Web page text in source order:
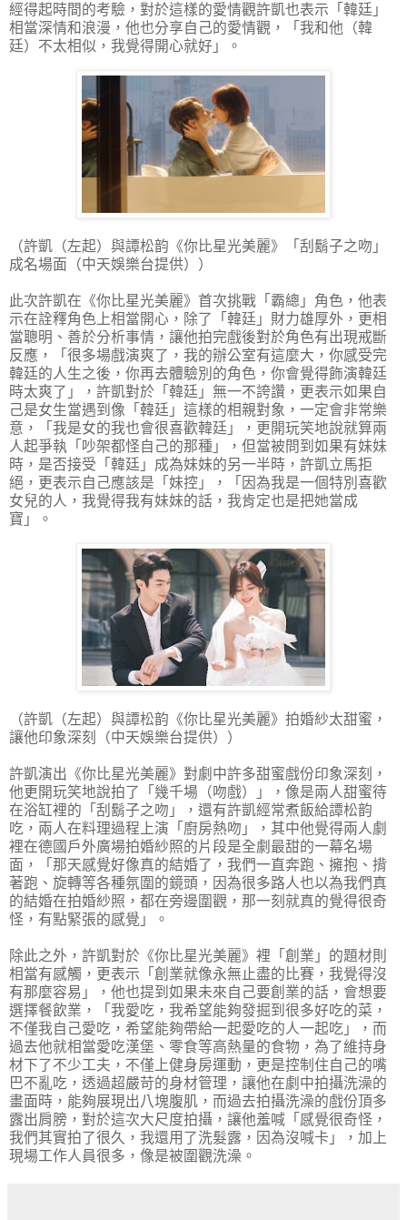
經得起時間的考驗，對於這樣的愛情觀許凱也表示「韓廷」
相當深情和浪漫，他也分享自己的愛情觀，「我和他（韓
廷）不太相似，我覺得開心就好」。
（許凱（左起）與譚松韵《你比星光美麗》「刮鬍子之吻」
成名場面（中天娛樂台提供））
此次許凱在《你比星光美麗》首次挑戰「霸總」角色，他表
示在詮釋角色上相當開心，除了「韓廷」財力雄厚外，更相
當聰明、善於分析事情，讓他拍完戲後對於角色有出現戒斷
反應，「很多場戲演爽了，我的辦公室有這麼大，你感受完
韓廷的人生之後，你再去體驗別的角色，你會覺得飾演韓廷
時太爽了」，許凱對於「韓廷」無一不誇讚，更表示如果自
己是女生當遇到像「韓廷」這樣的相親對象，一定會非常樂
意，「我是女的我也會很喜歡韓廷」，更開玩笑地說就算兩
人起爭執「吵架都怪自己的那種」，但當被問到如果有妹妹
時，是否接受「韓廷」成為妹妹的另一半時，許凱立馬拒
絕，更表示自己應該是「妹控」，「因為我是一個特別喜歡
女兒的人，我覺得我有妹妹的話，我肯定也是把她當成
寶」。
（許凱（左起）與譚松韵《你比星光美麗》拍婚紗太甜蜜，
讓他印象深刻（中天娛樂台提供））
許凱演出《你比星光美麗》對劇中許多甜蜜戲份印象深刻，
他更開玩笑地說拍了「幾千場（吻戲）」，像是兩人甜蜜待
在浴缸裡的「刮鬍子之吻」，還有許凱經常煮飯給譚松韵
吃，兩人在料理過程上演「廚房熱吻」，其中他覺得兩人劇
裡在德國戶外廣場拍婚紗照的片段是全劇最甜的一幕名場
面，「那天感覺好像真的結婚了，我們一直奔跑、擁抱、揹
著跑、旋轉等各種氛圍的鏡頭，因為很多路人也以為我們真
的結婚在拍婚紗照，都在旁邊圍觀，那一刻就真的覺得很奇
怪，有點緊張的感覺」。
除此之外，許凱對於《你比星光美麗》裡「創業」的題材則
相當有感觸，更表示「創業就像永無止盡的比賽，我覺得沒
有那麼容易」，他也提到如果未來自己要創業的話，會想要
選擇餐飲業，「我愛吃，我希望能夠發掘到很多好吃的菜，
不僅我自己愛吃，希望能夠帶給一起愛吃的人一起吃」，而
過去他就相當愛吃漢堡、零食等高熱量的食物，為了維持身
材下了不少工夫，不僅上健身房運動，更是控制住自己的嘴
巴不亂吃，透過超嚴苛的身材管理，讓他在劇中拍攝洗澡的
畫面時，能夠展現出八塊腹肌，而過去拍攝洗澡的戲份頂多
露出肩膀，對於這次大尺度拍攝，讓他羞喊「感覺很奇怪，
我們其實拍了很久，我還用了洗髮露，因為沒喊卡」，加上
現場工作人員很多，像是被圍觀洗澡。